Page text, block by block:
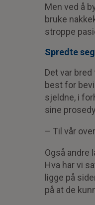
Men ved å
bruke
stroppe
Spredte
Det var
best for
sjeldne, i
sine
– Til vår
Også andre
Hva har vi
ligge på
på at de